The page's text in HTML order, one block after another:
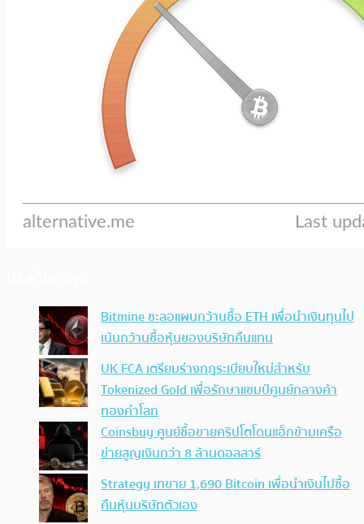
Bitmine ชะลอแผนกว้านซื้อ ETH เพื่อนำเงินทุนไป
เน้นกว้านซื้อหุ้นของบริษัทคืนแทน
UK FCA เตรียมร่างกฎระเบียบใหม่สำหรับ
Tokenized Gold เพื่อรักษาแชมป์ศูนย์กลางค้า
ทองคำโลก
Coinsbuy ศูนย์ซื้อขายคริปโตโดนแฮ็กข้ามเครือ
ข่ายสูญเงินกว่า 8 ล้านดอลลาร์
Strategy เทขาย 1,690 Bitcoin เพื่อนำเงินไปซื้อ
คืนหุ้นบริษัทตัวเอง